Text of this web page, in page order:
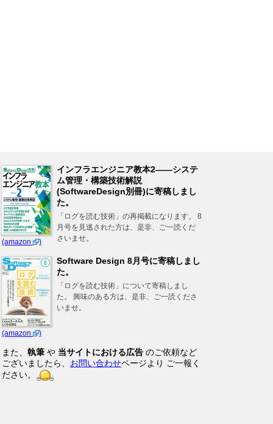
(amazon )
インフラエンジニア教本2――システ
ム管理・構築技術解説
(SoftwareDesign別冊)に寄稿しまし
た。
「ログを読む技術」の再掲載になります。 8
月号を見逃された方は、是非、ご一読くだ
さいませ。
(amazon )
Software Design 8月号に寄稿しまし
た。
「ログを読む技術」について寄稿しまし
た。 興味のある方は、是非、ご一読くださ
いませ。
また、 執筆 や 当サイトにおける広告 のご依頼など
ございましたら、 お問い合わせページより ご一報く
ださい。